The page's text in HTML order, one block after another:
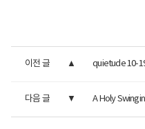
이전 글 quietude 10-
다음 글 A Holy